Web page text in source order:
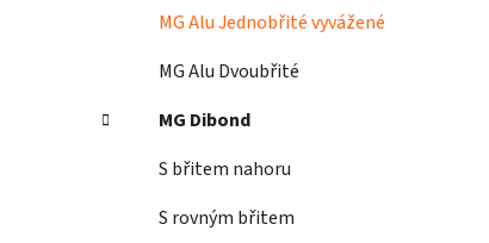
MG Alu Jednobřité vyvážené
MG Alu Dvoubřité
MG Dibond
S břitem nahoru
S rovným břitem